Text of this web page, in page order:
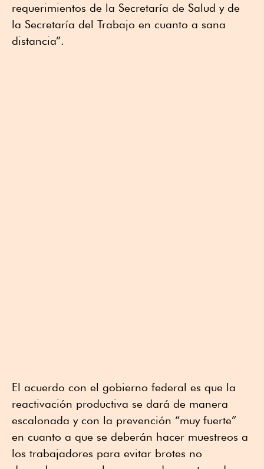
requerimientos de la Secretaría de Salud y de
la Secretaría del Trabajo en cuanto a sana
distancia”.
El acuerdo con el gobierno federal es que la
reactivación productiva se dará de manera
escalonada y con la prevención “muy fuerte”
en cuanto a que se deberán hacer muestreos a
los trabajadores para evitar brotes no